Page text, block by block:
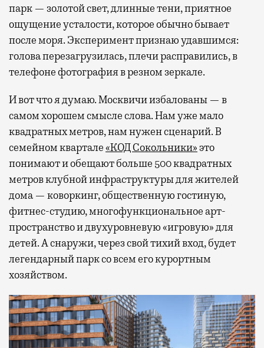
парк — золотой свет, длинные тени, приятное
ощущение усталости, которое обычно бывает
после моря. Эксперимент признаю удавшимся:
голова перезагрузилась, плечи расправились, в
телефоне фотография в резном зеркале.
И вот что я думаю. Москвичи избалованы — в
самом хорошем смысле слова. Нам уже мало
квадратных метров, нам нужен сценарий. В
семейном квартале«КОД Сокольники»это
понимают и обещают больше 500 квадратных
метров клубной инфраструктуры для жителей
дома — коворкинг, общественную гостиную,
фитнес-студию, многофункциональное арт-
пространство и двухуровневую «игровую» для
детей. А снаружи, через свой тихий вход, будет
легендарный парк со всем его курортным
хозяйством.